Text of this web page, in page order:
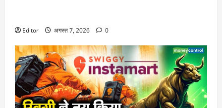
Editor अगस्त 7, 2026 0